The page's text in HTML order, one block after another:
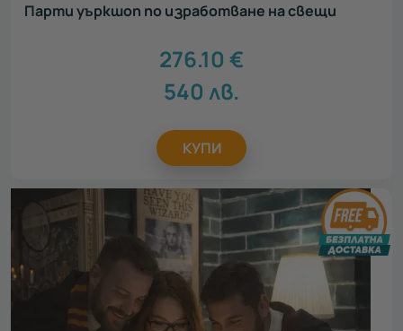
Парти уъркшоп по изработване на свещи
276.10 €
540 лв.
КУПИ